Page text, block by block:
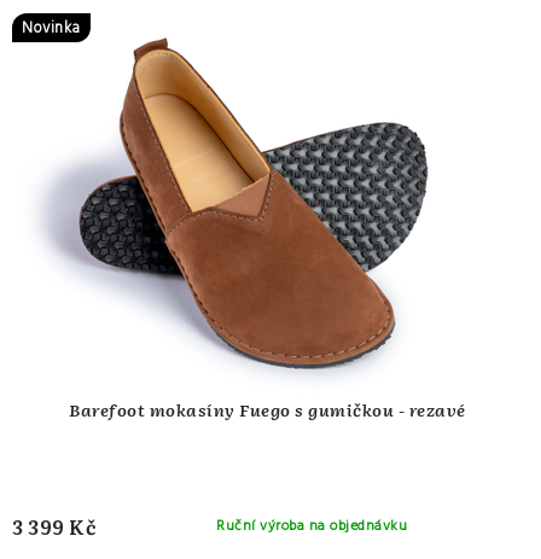
Barefoot mokasíny Fuego s gumičkou - rezavé
Novinka
Ruční výroba na objednávku
3 399 Kč